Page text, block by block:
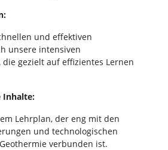
und effektiven
unsere intensiven
die gezielt auf effizientes Lernen
Inhalte:
Lehrplan, der eng mit den
und technologischen
verbunden ist.